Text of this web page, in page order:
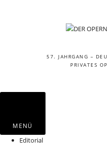
57. JAHRGANG –
PRIVATES
MENÜ
Editorial